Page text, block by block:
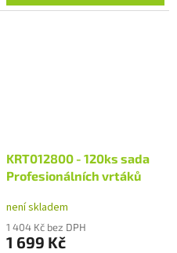
KRT012800 - 120ks sada
Profesionálních vrtáků
není skladem
1 404 Kč bez DPH
1 699 Kč